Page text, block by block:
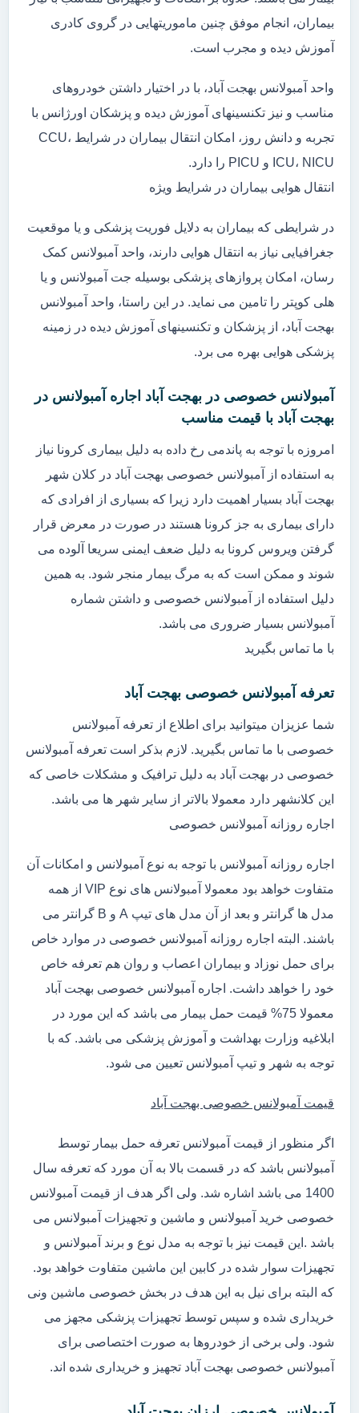
بیماران، انجام موفق چنین ماموریتهایی در گروی کادری
آموزش دیده و مجرب است.
واحد آمبولانس بهجت آباد، با در اختیار داشتن خودروهای
مناسب و نیز تکنسینهای آموزش دیده و پزشکان اورژانس با
تجربه و دانش روز، امکان انتقال بیماران در شرایط CCU،
ICU، NICU و PICU را دارد.
انتقال هوایی بیماران در شرایط ویژه
در شرایطی که بیماران به دلایل فوریت پزشکی و یا موقعیت
جغرافیایی نیاز به انتقال هوایی دارند، واحد آمبولانس کمک
رسان، امکان پروازهای پزشکی بوسیله جت آمبولانس و یا
هلی کوپتر را تامین می نماید. در این راستا، واحد آمبولانس
بهجت آباد، از پزشکان و تکنسینهای آموزش دیده در زمینه
پزشکی هوایی بهره می برد.
آمبولانس خصوصی در بهجت آباد اجاره آمبولانس در
بهجت آباد با قیمت مناسب
امروزه با توجه به پاندمی رخ داده به دلیل بیماری کرونا نیاز
به استفاده از آمبولانس خصوصی بهجت آباد در کلان شهر
بهجت آباد بسیار اهمیت دارد زیرا که بسیاری از افرادی که
دارای بیماری به جز کرونا هستند در صورت در معرض قرار
گرفتن ویروس کرونا به دلیل ضعف ایمنی سریعا آلوده می
شوند و ممکن است که به مرگ بیمار منجر شود. به همین
دلیل استفاده از آمبولانس خصوصی و داشتن شماره
آمبولانس بسیار ضروری می باشد.
با ما تماس بگیرید
تعرفه آمبولانس خصوصی بهجت آباد
شما عزیزان میتوانید برای اطلاع از تعرفه آمبولانس
خصوصی با ما تماس بگیرید. لازم بذکر است تعرفه آمبولانس
خصوصی در بهجت آباد به دلیل ترافیک و مشکلات خاصی که
این کلانشهر دارد معمولا بالاتر از سایر شهر ها می باشد.
اجاره روزانه آمبولانس خصوصی
اجاره روزانه آمبولانس با توجه به نوع آمبولانس و امکانات آن
متفاوت خواهد بود معمولا آمبولانس های نوع VIP از همه
مدل ها گرانتر و بعد از آن مدل های تیپ A و B گرانتر می
باشند. البته اجاره روزانه آمبولانس خصوصی در موارد خاص
برای حمل نوزاد و بیماران اعصاب و روان هم تعرفه خاص
خود را خواهد داشت. اجاره آمبولانس خصوصی بهجت آباد
معمولا 75% قیمت حمل بیمار می باشد که این مورد در
ابلاغیه وزارت بهداشت و آموزش پزشکی می باشد. که با
توجه به شهر و تیپ آمبولانس تعیین می شود.
قیمت آمبولانس خصوصی بهجت آباد
اگر منظور از قیمت آمبولانس تعرفه حمل بیمار توسط
آمبولانس باشد که در قسمت بالا به آن مورد که تعرفه سال
1400 می باشد اشاره شد. ولی اگر هدف از قیمت آمبولانس
خصوصی خرید آمبولانس و ماشین و تجهیزات آمبولانس می
باشد .این قیمت نیز با توجه به مدل نوع و برند آمبولانس و
تجهیزات سوار شده در کابین این ماشین متفاوت خواهد بود.
که البته برای نیل به این هدف در بخش خصوصی ماشین ونی
خریداری شده و سپس توسط تجهیزات پزشکی مجهز می
شود. ولی برخی از خودروها به صورت اختصاصی برای
آمبولانس خصوصی بهجت آباد تجهیز و خریداری شده اند.